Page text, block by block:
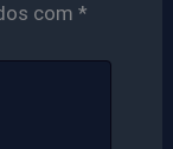
com *